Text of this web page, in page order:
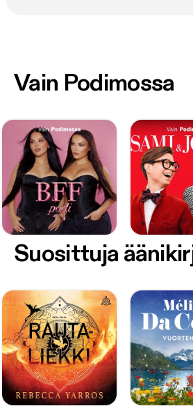
Vain Podimossa
Suosittuja